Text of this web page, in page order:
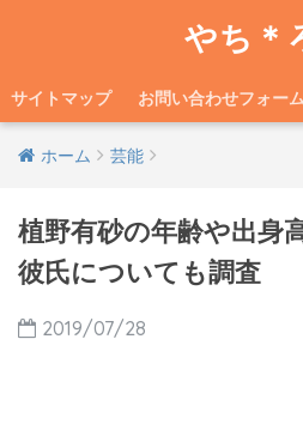
やち＊
サイトマップ お問い合わせフォーム
ホーム 芸能
植野有砂の年齢や出身
彼氏についても調査
2019/07/28